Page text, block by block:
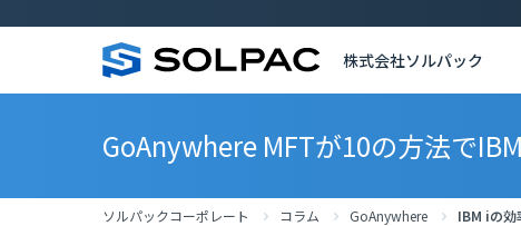
株式会社ソルパック
GoAnywhere MFTが10の方法で
ソルパックコーポレート コラム GoAnywhere IBM iの効